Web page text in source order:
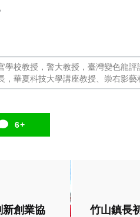
學校教授，警大教授，臺灣變色龍
，華夏科技大學講座教授、崇右影
6+
新創業協
竹山鎮長
專欄